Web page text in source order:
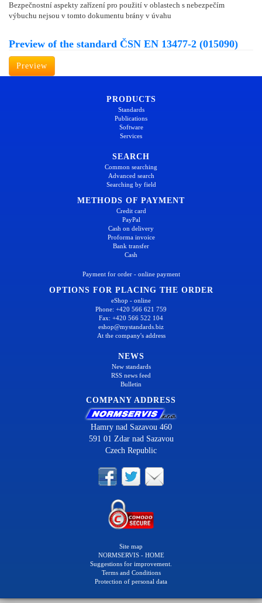
Bezpečnostní aspekty zařízení pro použití v oblastech s nebezpečím
výbuchu nejsou v tomto dokumentu brány v úvahu
Preview of the standard ČSN EN 13477-2 (015090)
Preview
PRODUCTS
Standards
Publications
Software
Services
SEARCH
Common searching
Advanced search
Searching by field
METHODS OF PAYMENT
Credit card
PayPal
Cash on delivery
Proforma invoice
Bank transfer
Cash
Payment for order - online payment
OPTIONS FOR PLACING THE ORDER
eShop - online
Phone: +420 566 621 759
Fax: +420 566 522 104
eshop@mystandards.biz
At the company's address
NEWS
New standards
RSS news feed
Bulletin
COMPANY ADDRESS
Hamry nad Sazavou 460
591 01 Zdar nad Sazavou
Czech Republic
Site map
NORMSERVIS - HOME
Suggestions for improvement.
Terms and Conditions
Protection of personal data